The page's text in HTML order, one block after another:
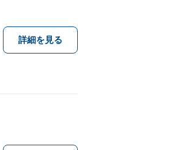
詳細を見る